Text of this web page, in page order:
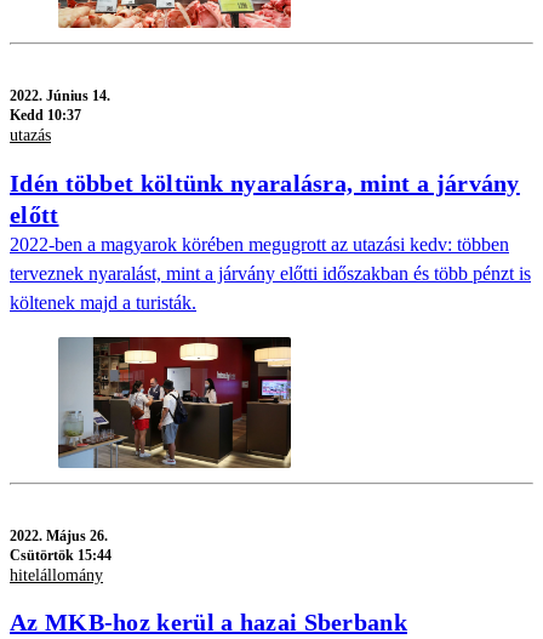
2022. Június 14.
Kedd 10:37
utazás
Idén többet költünk nyaralásra, mint a járvány
előtt
2022-ben a magyarok körében megugrott az utazási kedv: többen
terveznek nyaralást, mint a járvány előtti időszakban és több pénzt is
költenek majd a turisták.
2022. Május 26.
Csütörtök 15:44
hitelállomány
Az MKB-hoz kerül a hazai Sberbank